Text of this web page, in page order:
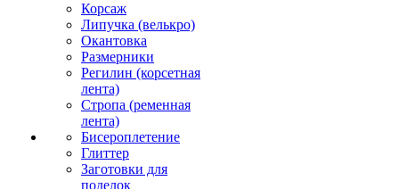
Корсаж
Липучка (велькро)
Окантовка
Размерники
Регилин (корсетная
лента)
Стропа (ременная
лента)
Бисероплетение
Глиттер
Заготовки для
поделок